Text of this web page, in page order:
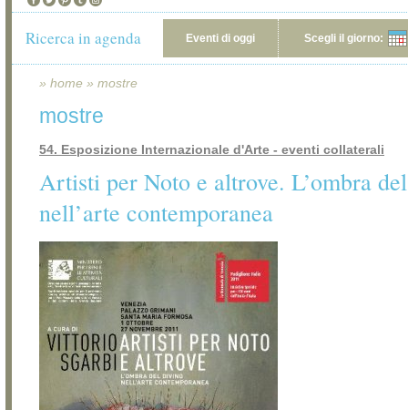
Ricerca in agenda Eventi di oggi Scegli il giorno:
» home » mostre
mostre
54. Esposizione Internazionale d'Arte - eventi collaterali
Artisti per Noto e altrove. L’ombra
nell’arte contemporanea